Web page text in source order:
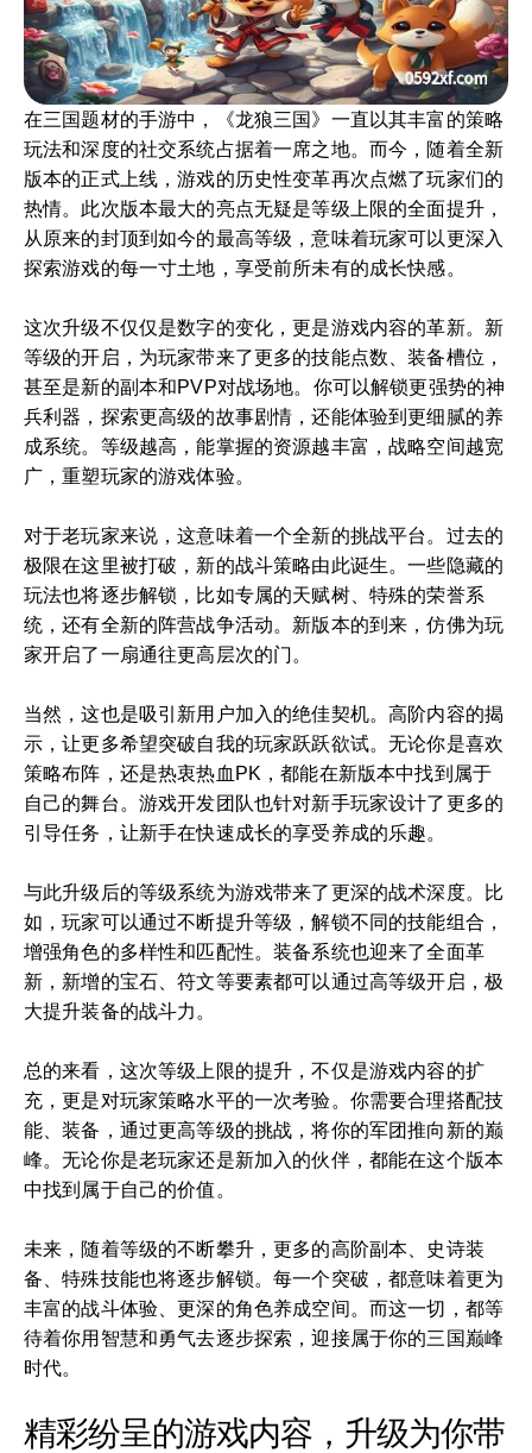
在三国题材的手游中，《龙狼三国》一直以其丰富的策略
玩法和深度的社交系统占据着一席之地。而今，随着全新
版本的正式上线，游戏的历史性变革再次点燃了玩家们的
热情。此次版本最大的亮点无疑是等级上限的全面提升，
从原来的封顶到如今的最高等级，意味着玩家可以更深入
探索游戏的每一寸土地，享受前所未有的成长快感。
这次升级不仅仅是数字的变化，更是游戏内容的革新。新
等级的开启，为玩家带来了更多的技能点数、装备槽位，
甚至是新的副本和PVP对战场地。你可以解锁更强势的神
兵利器，探索更高级的故事剧情，还能体验到更细腻的养
成系统。等级越高，能掌握的资源越丰富，战略空间越宽
广，重塑玩家的游戏体验。
对于老玩家来说，这意味着一个全新的挑战平台。过去的
极限在这里被打破，新的战斗策略由此诞生。一些隐藏的
玩法也将逐步解锁，比如专属的天赋树、特殊的荣誉系
统，还有全新的阵营战争活动。新版本的到来，仿佛为玩
家开启了一扇通往更高层次的门。
当然，这也是吸引新用户加入的绝佳契机。高阶内容的揭
示，让更多希望突破自我的玩家跃跃欲试。无论你是喜欢
策略布阵，还是热衷热血PK，都能在新版本中找到属于
自己的舞台。游戏开发团队也针对新手玩家设计了更多的
引导任务，让新手在快速成长的享受养成的乐趣。
与此升级后的等级系统为游戏带来了更深的战术深度。比
如，玩家可以通过不断提升等级，解锁不同的技能组合，
增强角色的多样性和匹配性。装备系统也迎来了全面革
新，新增的宝石、符文等要素都可以通过高等级开启，极
大提升装备的战斗力。
总的来看，这次等级上限的提升，不仅是游戏内容的扩
充，更是对玩家策略水平的一次考验。你需要合理搭配技
能、装备，通过更高等级的挑战，将你的军团推向新的巅
峰。无论你是老玩家还是新加入的伙伴，都能在这个版本
中找到属于自己的价值。
未来，随着等级的不断攀升，更多的高阶副本、史诗装
备、特殊技能也将逐步解锁。每一个突破，都意味着更为
丰富的战斗体验、更深的角色养成空间。而这一切，都等
待着你用智慧和勇气去逐步探索，迎接属于你的三国巅峰
时代。
精彩纷呈的游戏内容，升级为你带